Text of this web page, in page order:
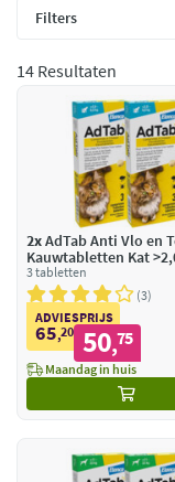
Filters
14 Resultaten
2xAdTab Anti Vlo en
Kauwtabletten Kat
3 tabletten
3
ADVIESPRIJS
65,20 50,75
Maandag in huis